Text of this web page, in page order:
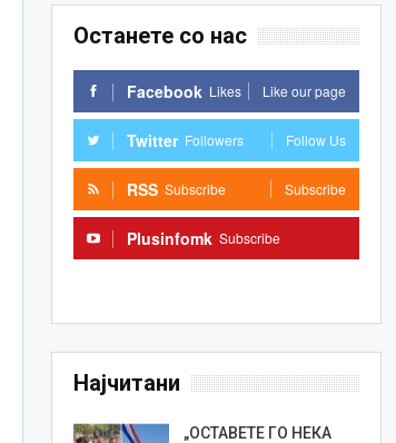
Останете со нас
Facebook Likes Like our page
Twitter Followers Follow Us
RSS Subscribe Subscribe
Plusinfomk Subscribe
Најчитани
„ОСТАВЕТЕ ГО НЕКА